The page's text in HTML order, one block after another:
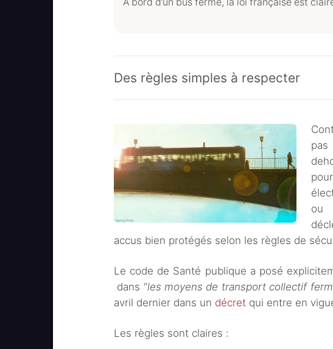
Des règles simples à respecter
pas
ou
accus bien protégés selon les règles de
Le code de Santé publique a posé
dans “les moyens de transport collectif
avril dernier dans un décret qui entre en
Les règles sont claires :